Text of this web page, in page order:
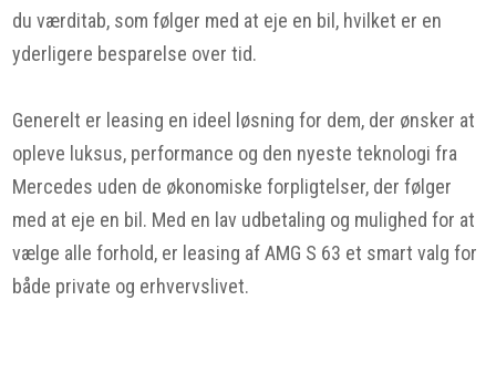
du værditab, som følger med at eje en bil, hvilket er en
yderligere besparelse over tid.
Generelt er leasing en ideel løsning for dem, der ønsker at
opleve luksus, performance og den nyeste teknologi fra
Mercedes uden de økonomiske forpligtelser, der følger
med at eje en bil. Med en lav udbetaling og mulighed for at
vælge alle forhold, er leasing af AMG S 63 et smart valg for
både private og erhvervslivet.